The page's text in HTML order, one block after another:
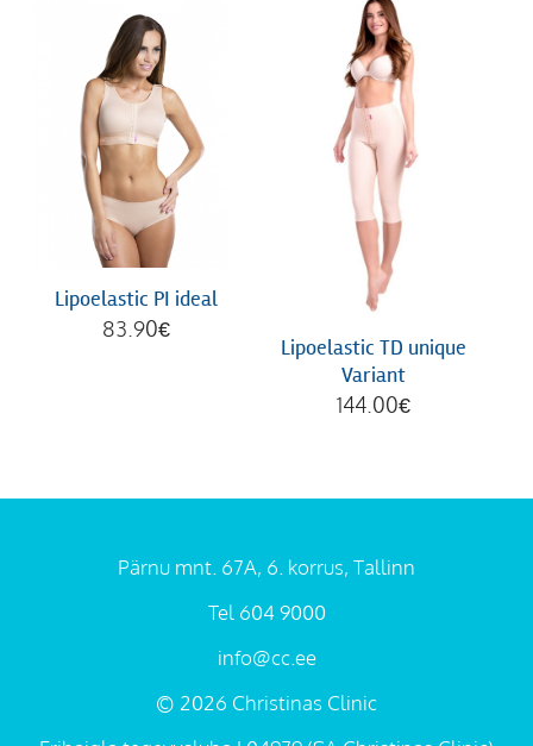
Lipoelastic PI ideal
83.90€
Lipoelastic TD unique
Variant
144.00€
Pärnu mnt. 67A, 6. korrus, Tallinn
Tel 604 9000
info@cc.ee
© 2026 Christinas Clinic